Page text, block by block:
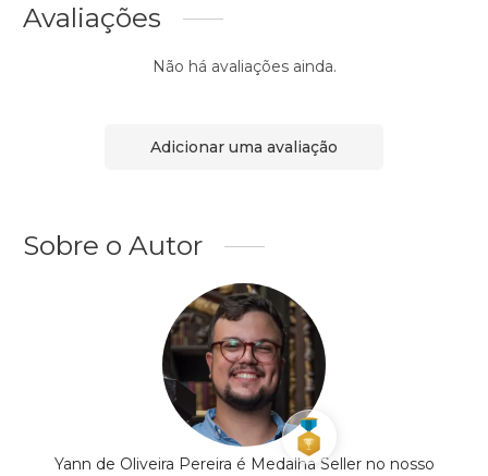
Avaliações
Não há avaliações ainda.
Adicionar uma avaliação
Sobre o Autor
Yann de Oliveira Pereira é Medalha Seller no nosso